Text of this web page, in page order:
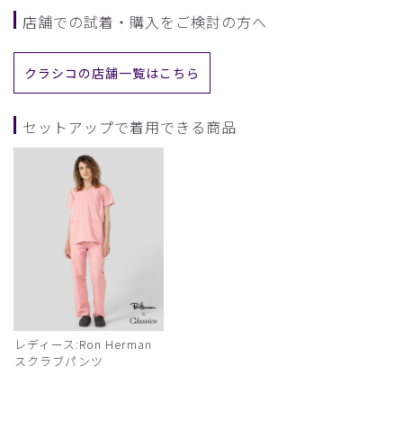
店舗での試着・購入をご検討の方へ
クラシコの店舗一覧はこちら
セットアップで着用できる商品
レディース:Ron Herman
スクラブパンツ